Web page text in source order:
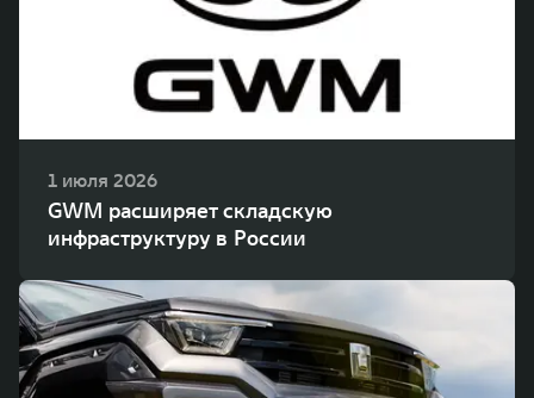
1 июля 2026
GWM расширяет складскую
инфраструктуру в России